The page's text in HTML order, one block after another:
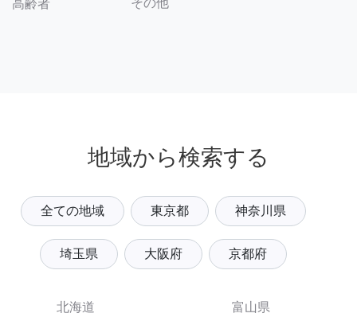
高齢者 その他
地域から検索する
全ての地域 東京都 神奈川県
埼玉県 大阪府 京都府
北海道
富山県